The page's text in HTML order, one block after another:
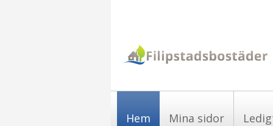
Hem Mina sidor